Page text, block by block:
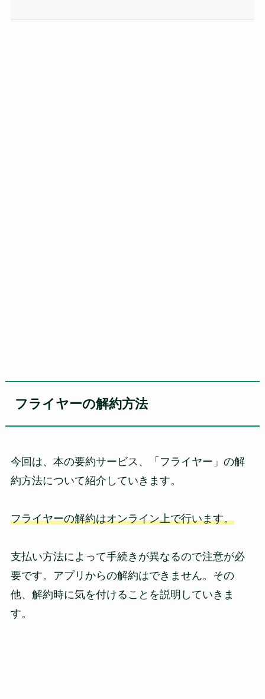
フライヤーの解約方法
今回は、本の要約サービス、「フライヤー」の解
約方法について紹介していきます。
フライヤーの解約はオンライン上で行います。
支払い方法によって手続きが異なるので注意が必
要です。アプリからの解約はできません。その
他、解約時に気を付けることを説明していきま
す。